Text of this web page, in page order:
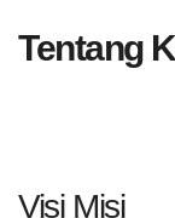
Tentang
Visi Misi